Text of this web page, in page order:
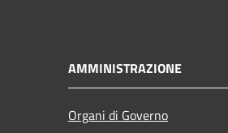
AMMINISTRAZIONE
Organi di Governo